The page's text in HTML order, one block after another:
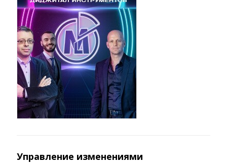
Управление изменениями